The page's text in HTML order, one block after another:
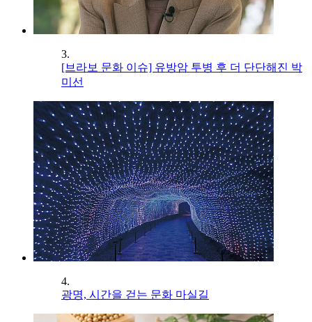
3.
[브라보 문화 이슈] 유방암 투병 후 더 단단해진 박
미선
4.
광명, 시간을 걷는 문화 마실길